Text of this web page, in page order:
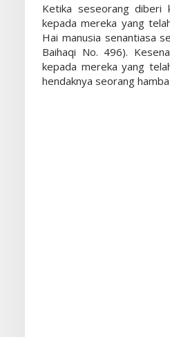
Ketika seseorang diberi
kepada mereka yang
Hai manusia senantiasa
Baihaqi No. 496).
kepada mereka yang
hendaknya seorang